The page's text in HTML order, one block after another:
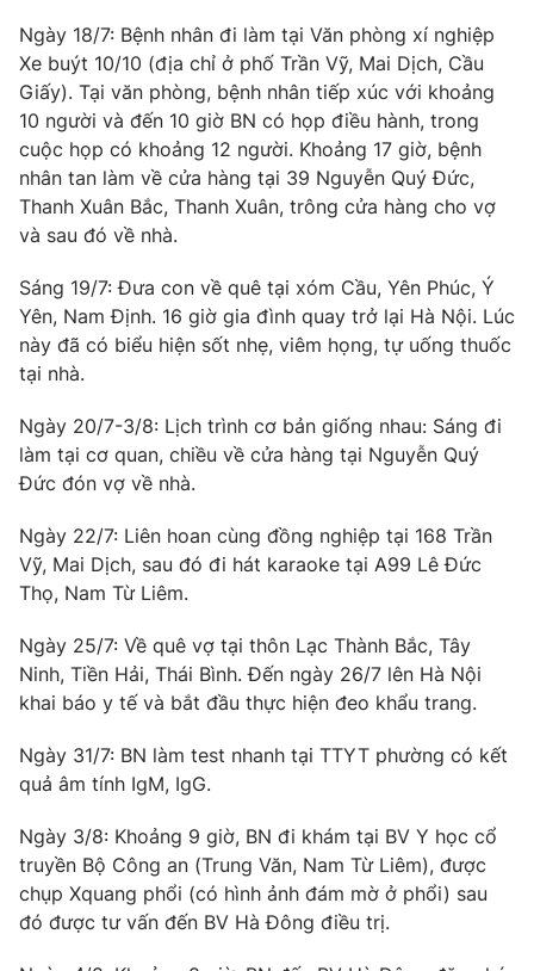
Theo dõi báo trên
Cơ quan chủ quản: Đài Truyền hình Việt Nam
Cơ quan báo chí:Thời báo VTV
cấp ngày 29/12/2023
Tổng Biên tập:Vũ Thanh Thủy
Phó Tổng Biên tập: Nguyễn Thị Mỹ Hạnh, Phạm Quốc Thắng,
Nguyễn Trọng Ninh
Tổng đài VTV: 024.38 355 931 - 024.38 355 932
Ðiện thoại Thời báo VTV:024.66 897 897
Email:toasoan@vtv.vn
® Cấm sao chép dưới mọi hình thức nếu không có sự chấp
thuận bằng văn bản. Ghi rõ nguồn VTV.vn khi phát hành lại
thông tin từ website này.
Ngày 18/7: Bệnh nhân đi làm tại Văn phòng xí nghiệp
Xe buýt 10/10 (địa chỉ ở phố Trần Vỹ, Mai Dịch, Cầu
Giấy). Tại văn phòng, bệnh nhân tiếp xúc với khoảng
10 người và đến 10 giờ BN có họp điều hành, trong
cuộc họp có khoảng 12 người. Khoảng 17 giờ, bệnh
nhân tan làm về cửa hàng tại 39 Nguyễn Quý Đức,
Thanh Xuân Bắc, Thanh Xuân, trông cửa hàng cho vợ
và sau đó về nhà.
Sáng 19/7: Đưa con về quê tại xóm Cầu, Yên Phúc, Ý
Yên, Nam Định. 16 giờ gia đình quay trở lại Hà Nội. Lúc
này đã có biểu hiện sốt nhẹ, viêm họng, tự uống thuốc
tại nhà.
Ngày 20/7-3/8: Lịch trình cơ bản giống nhau: Sáng đi
làm tại cơ quan, chiều về cửa hàng tại Nguyễn Quý
Đức đón vợ về nhà.
Ngày 22/7: Liên hoan cùng đồng nghiệp tại 168 Trần
Vỹ, Mai Dịch, sau đó đi hát karaoke tại A99 Lê Đức
Thọ, Nam Từ Liêm.
Ngày 25/7: Về quê vợ tại thôn Lạc Thành Bắc, Tây
Ninh, Tiền Hải, Thái Bình. Đến ngày 26/7 lên Hà Nội
khai báo y tế và bắt đầu thực hiện đeo khẩu trang.
Ngày 31/7: BN làm test nhanh tại TTYT phường có kết
quả âm tính IgM, IgG.
Ngày 3/8: Khoảng 9 giờ, BN đi khám tại BV Y học cổ
truyền Bộ Công an (Trung Văn, Nam Từ Liêm), được
chụp Xquang phổi (có hình ảnh đám mờ ở phổi) sau
đó được tư vấn đến BV Hà Đông điều trị.